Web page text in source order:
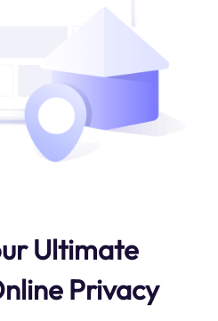
Ultimate
Privacy